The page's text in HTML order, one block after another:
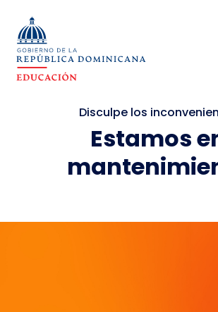
Disculpe los
Estamos